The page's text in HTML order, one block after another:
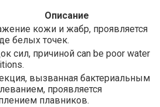
Описание
кожи и жабр, проявляется
белых точек.
сил, причиной can be poor water
вызванная бактериальным
проявляется
плавников.